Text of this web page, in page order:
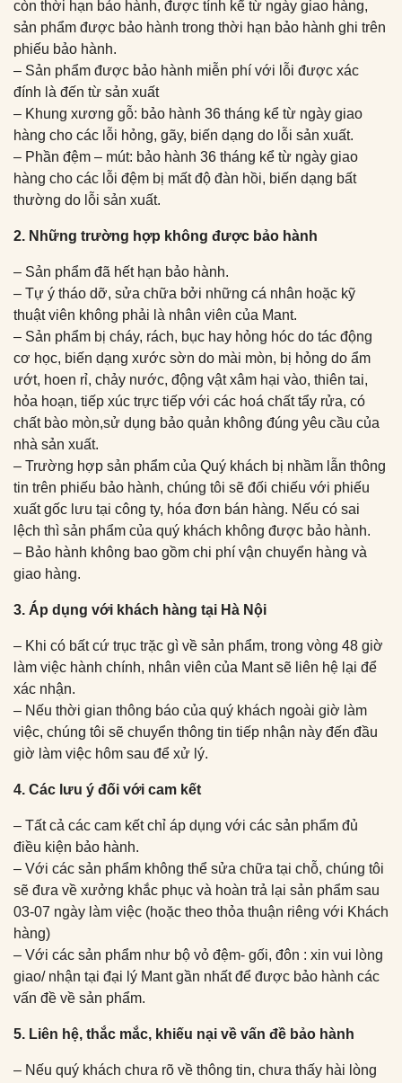
còn thời hạn bảo hành, được tính kể từ ngày giao hàng,
sản phẩm được bảo hành trong thời hạn bảo hành ghi trên
phiếu bảo hành.
– Sản phẩm được bảo hành miễn phí với lỗi được xác
đính là đến từ sản xuất
– Khung xương gỗ: bảo hành 36 tháng kể từ ngày giao
hàng cho các lỗi hỏng, gãy, biến dạng do lỗi sản xuất.
– Phần đệm – mút: bảo hành 36 tháng kể từ ngày giao
hàng cho các lỗi đệm bị mất độ đàn hồi, biến dạng bất
thường do lỗi sản xuất.
2. Những trường hợp không được bảo hành
– Sản phẩm đã hết hạn bảo hành.
– Tự ý tháo dỡ, sửa chữa bởi những cá nhân hoặc kỹ
thuật viên không phải là nhân viên của Mant.
– Sản phẩm bị cháy, rách, bục hay hỏng hóc do tác động
cơ học, biến dạng xước sờn do mài mòn, bị hỏng do ẩm
ướt, hoen rỉ, chảy nước, động vật xâm hại vào, thiên tai,
hỏa hoạn, tiếp xúc trực tiếp với các hoá chất tẩy rửa, có
chất bào mòn,sử dụng bảo quản không đúng yêu cầu của
nhà sản xuất.
– Trường hợp sản phẩm của Quý khách bị nhầm lẫn thông
tin trên phiếu bảo hành, chúng tôi sẽ đối chiếu với phiếu
xuất gốc lưu tại công ty, hóa đơn bán hàng. Nếu có sai
lệch thì sản phẩm của quý khách không được bảo hành.
– Bảo hành không bao gồm chi phí vận chuyển hàng và
giao hàng.
3. Áp dụng với khách hàng tại Hà Nội
– Khi có bất cứ trục trặc gì về sản phẩm, trong vòng 48 giờ
làm việc hành chính, nhân viên của Mant sẽ liên hệ lại để
xác nhận.
– Nếu thời gian thông báo của quý khách ngoài giờ làm
việc, chúng tôi sẽ chuyển thông tin tiếp nhận này đến đầu
giờ làm việc hôm sau để xử lý.
4. Các lưu ý đối với cam kết
– Tất cả các cam kết chỉ áp dụng với các sản phẩm đủ
điều kiện bảo hành.
– Với các sản phẩm không thể sửa chữa tại chỗ, chúng tôi
sẽ đưa về xưởng khắc phục và hoàn trả lại sản phẩm sau
03-07 ngày làm việc (hoặc theo thỏa thuận riêng với Khách
hàng)
– Với các sản phẩm như bộ vỏ đệm- gối, đôn : xin vui lòng
giao/ nhận tại đại lý Mant gần nhất để được bảo hành các
vấn đề về sản phẩm.
5. Liên hệ, thắc mắc, khiếu nại về vấn đề bảo hành
– Nếu quý khách chưa rõ về thông tin, chưa thấy hài lòng